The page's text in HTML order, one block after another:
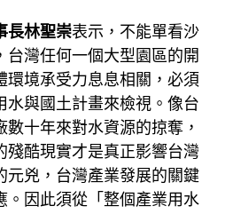
長林聖崇表示，不能單看沙
台灣任何一個大型園區的開
環境承受力息息相關，必須
水與國土計畫來檢視。像台
十年來對水資源的掠奪，
殘酷現實才是真正影響台灣
元兇，台灣產業發展的關鍵
。因此須從「整個產業用水